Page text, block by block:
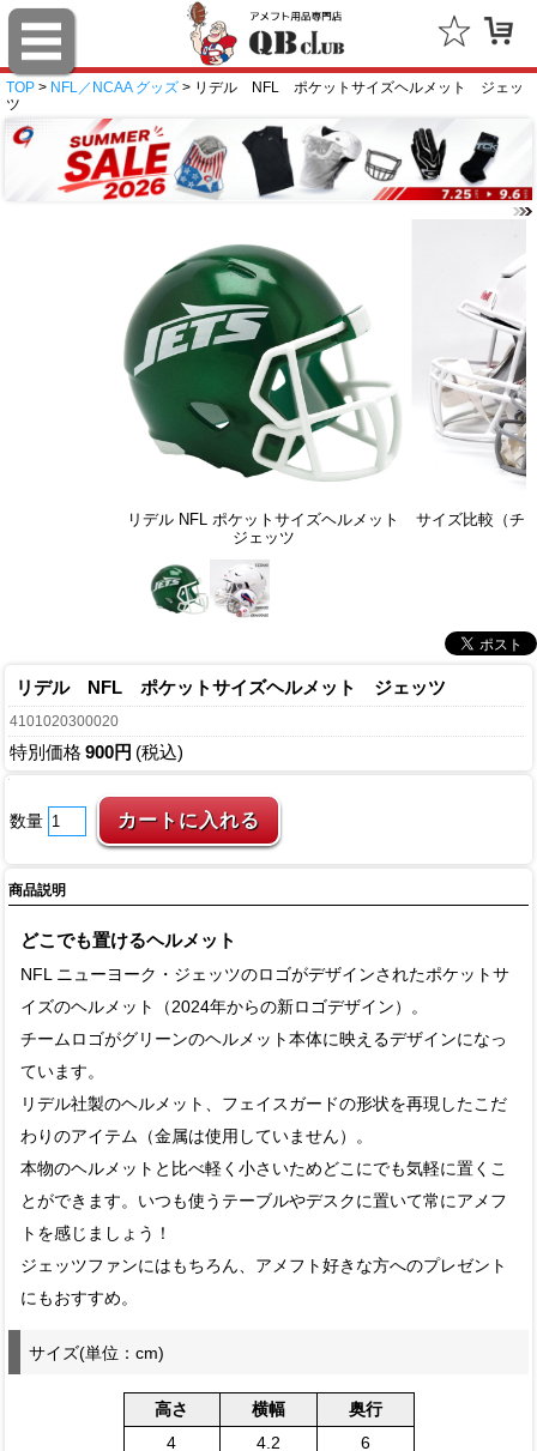
TOP > NFL／NCAA グッズ > リデル NFL ポケットサイズヘルメット ジェッ
ツ
リデル NFL ポケットサイズヘルメット
ジェッツ
サイズ比較（チ
リデル NFL ポケットサイズヘルメット ジェッツ
4101020300020
特別価格 900円 (税込)
数量
商品説明
どこでも置けるヘルメット
NFL ニューヨーク・ジェッツのロゴがデザインされたポケットサ
イズのヘルメット（2024年からの新ロゴデザイン）。
チームロゴがグリーンのヘルメット本体に映えるデザインになっ
ています。
リデル社製のヘルメット、フェイスガードの形状を再現したこだ
わりのアイテム（金属は使用していません）。
本物のヘルメットと比べ軽く小さいためどこにでも気軽に置くこ
とができます。いつも使うテーブルやデスクに置いて常にアメフ
トを感じましょう！
ジェッツファンにはもちろん、アメフト好きな方へのプレゼント
にもおすすめ。
サイズ(単位：cm)
高さ 横幅
奥行
4
4.2 6